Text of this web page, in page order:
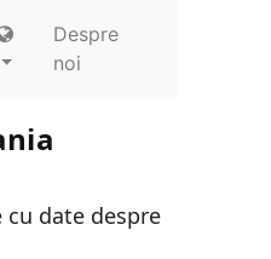
Despre
noi
date despre